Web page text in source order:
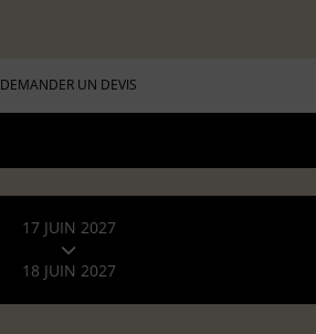
DEMANDER UN DEVIS
17 JUIN 2027
18 JUIN 2027